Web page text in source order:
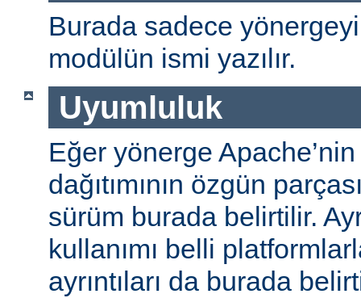
Burada sadece
modülün ismi yazılır.
Uyumluluk
Eğer yönerge
dağıtımının özgün
sürüm burada belirtilir.
kullanımı belli
ayrıntıları da burada